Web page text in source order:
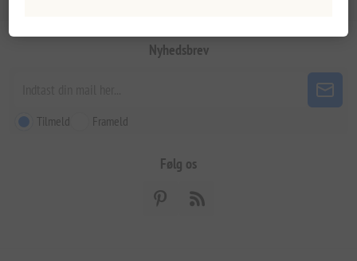
Nyhedsbrev
Tilmeld Frameld
Følg os